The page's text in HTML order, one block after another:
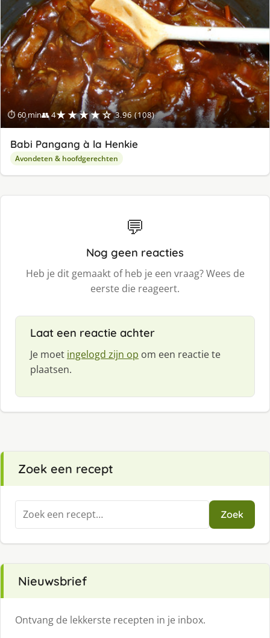
⏱ 60 min👥 4★★★★☆ 3.96 (108)
Babi Pangang à la Henkie
Avondeten & hoofdgerechten
💬
Nog geen reacties
Heb je dit gemaakt of heb je een vraag? Wees de
eerste die reageert.
Laat een reactie achter
Je moet ingelogd zijn op om een reactie te
plaatsen.
Zoek een recept
Zoeken
naar:
Zoek
Nieuwsbrief
Ontvang de lekkerste recepten in je inbox.